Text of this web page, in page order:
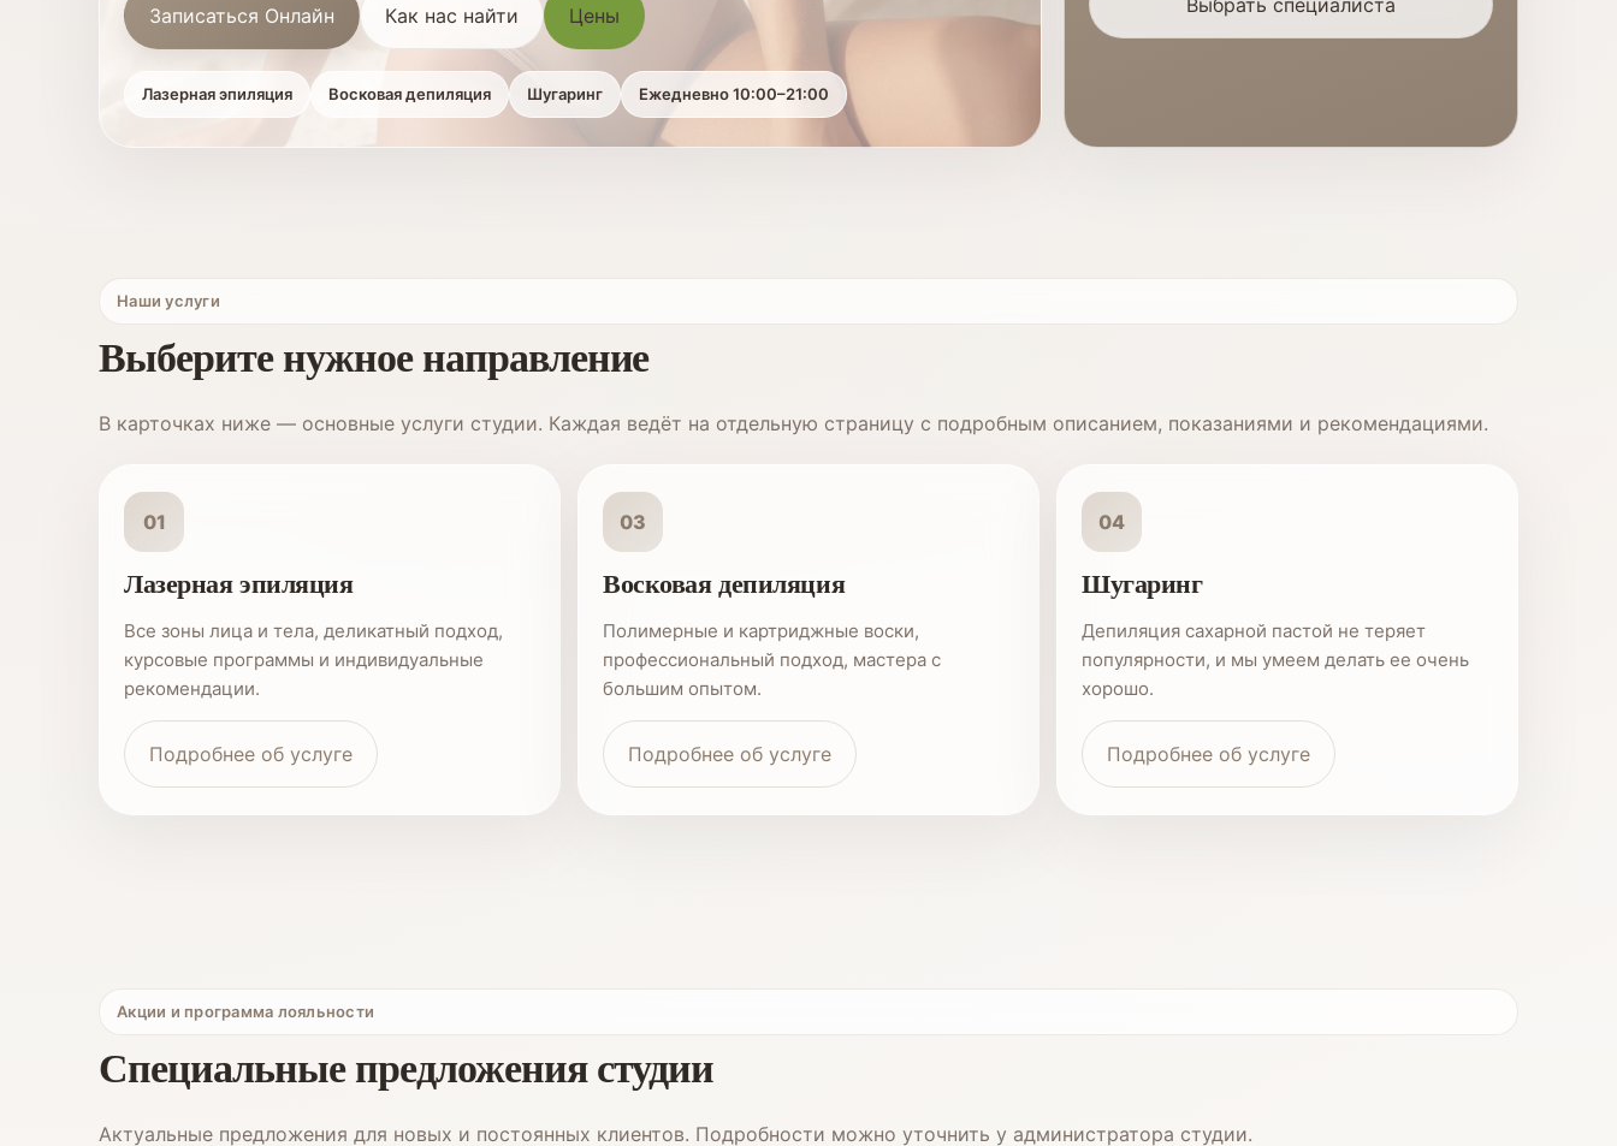
Записаться Онлайн Как нас найти Цены
Лазерная эпиляция Восковая депиляция Шугаринг Ежедневно 10:00–21:00
Выбрать специалиста
Наши услуги
Выберите нужное направление
В карточках ниже — основные услуги студии. Каждая ведёт на отдельную страницу с подробным описанием, показаниями и рекомендациями.
01
Лазерная эпиляция
Все зоны лица и тела, деликатный подход,
курсовые программы и индивидуальные
рекомендации.
Подробнее об услуге
03
Восковая депиляция
Полимерные и картриджные воски,
профессиональный подход, мастера с
большим опытом.
Подробнее об услуге
04
Шугаринг
Депиляция сахарной пастой не теряет
популярности, и мы умеем делать ее очень
хорошо.
Подробнее об услуге
Акции и программа лояльности
Специальные предложения студии
Актуальные предложения для новых и постоянных клиентов. Подробности можно уточнить у администратора студии.